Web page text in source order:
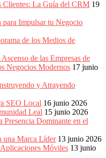
Clientes: La Guía del CRM 19
para Impulsar tu Negocio
de los Medios de
de las Empresas de
Negocios Modernos 17 junio
y Atrayendo
SEO Local 16 junio 2026
Leal 15 junio 2026
Presencia Dominante en el
una Marca Líder 13 junio 2026
Móviles 13 junio